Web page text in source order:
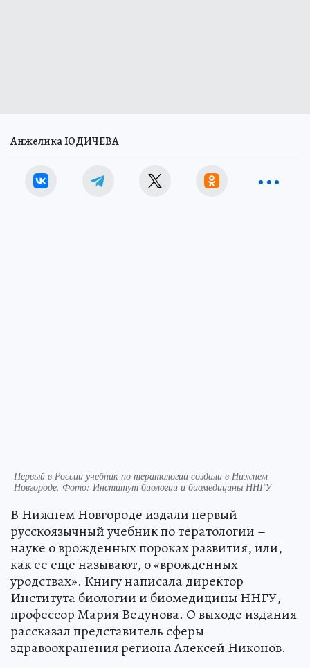
Анжелика ЮДИЧЕВА
Первый в России учебник по тератологии создали в Нижнем
Новгороде. Фото: Институт биологии и биомедицины ННГУ
В Нижнем Новгороде издали первый
русскоязычный учебник по тератологии –
науке о врожденных пороках развития, или,
как ее еще называют, о «врожденных
уродствах». Книгу написала директор
Института биологии и биомедицины ННГУ,
профессор Мария Ведунова. О выходе издания
рассказал представитель сферы
здравоохранения региона Алексей Никонов.